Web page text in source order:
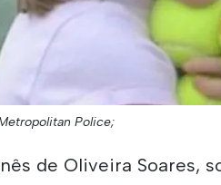
Police;
de Oliveira Soares,